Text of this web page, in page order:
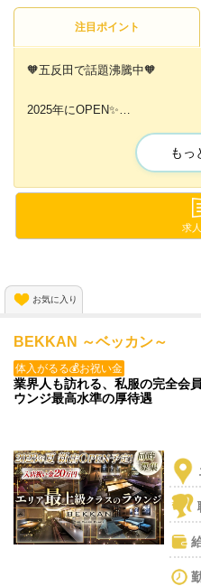
注目ポイント
🧡五反田で話題沸騰中🧡
2025年にOPEN✨
『先着20名』全員採用しちゃい
未経験者にオススメしたい!!
【🧡圧倒的稼ぎやすさ🧡】
【🧡五反田トップの高待遇🧡】
自由度の高さなど様々な魅力があ
もっ
求
お気に入り
BEKKAN ～ベッカン～
体入がるる💰お祝い金
業界人も訪れる、私服の完全会
ウンジ最高水準の厚待遇